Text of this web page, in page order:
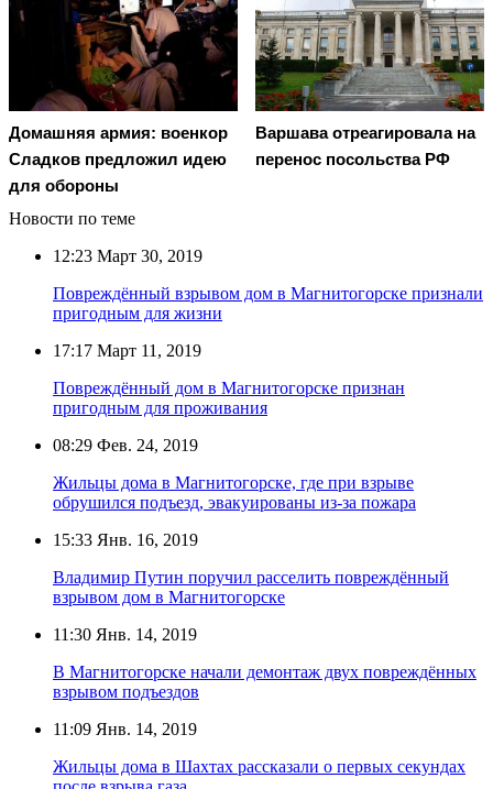
Домашняя армия: военкор
Сладков предложил идею
для обороны
Варшава отреагировала на
перенос посольства РФ
Новости по теме
12:23 Март 30, 2019
Повреждённый взрывом дом в Магнитогорске признали
пригодным для жизни
17:17 Март 11, 2019
Повреждённый дом в Магнитогорске признан
пригодным для проживания
08:29 Фев. 24, 2019
Жильцы дома в Магнитогорске, где при взрыве
обрушился подъезд, эвакуированы из-за пожара
15:33 Янв. 16, 2019
Владимир Путин поручил расселить повреждённый
взрывом дом в Магнитогорске
11:30 Янв. 14, 2019
В Магнитогорске начали демонтаж двух повреждённых
взрывом подъездов
11:09 Янв. 14, 2019
Жильцы дома в Шахтах рассказали о первых секундах